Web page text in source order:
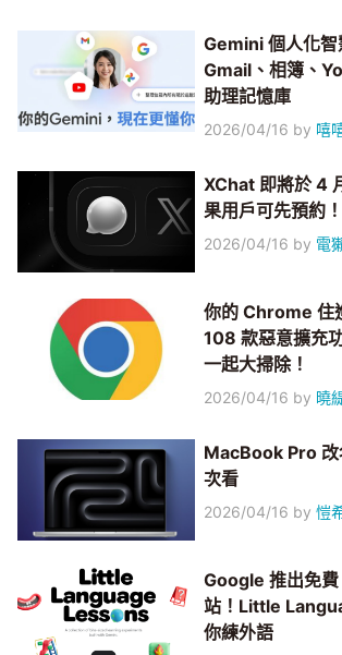
Gemini 個人化智
Gmail、相簿、
助理記憶庫
2026/04/16 by 嘻
XChat 即將於 4
果用戶可先預約！
2026/04/16 by 電
你的 Chrome 住
108 款惡意擴充
一起大掃除！
2026/04/16 by 曉
MacBook Pro 改
次看
2026/04/16 by愷
Google 推出免費
站！Little
你練外語